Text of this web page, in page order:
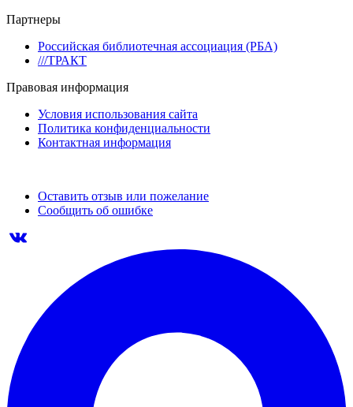
Партнеры
Российская библиотечная ассоциация (РБА)
///ТРАКТ
Правовая информация
Условия использования сайта
Политика конфиденциальности
Контактная информация
Оставить отзыв или пожелание
Сообщить об ошибке